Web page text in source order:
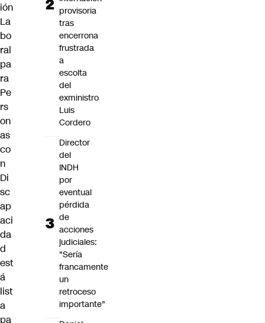
ión
La
bo
ral
pa
ra
Pe
rs
on
as
co
n
Di
sc
ap
aci
da
d
est
á
list
a
pa
provisoria
tras
encerrona
frustrada
a
escolta
del
exministro
Luis
Cordero
Director
del
INDH
por
eventual
pérdida
de
acciones
judiciales:
"Sería
francamente
un
retroceso
importante"